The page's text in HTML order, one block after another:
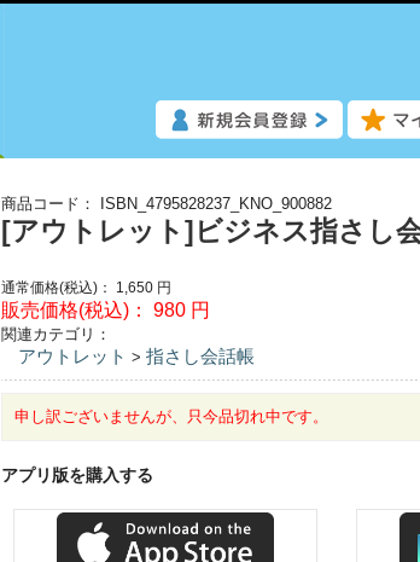
商品コード： ISBN_4795828237_KNO_900882
[アウトレット]ビジネス指さし
通常価格(税込)： 1,650 円
販売価格(税込)： 980 円
関連カテゴリ：
アウトレット > 指さし会話帳
申し訳ございませんが、只今品切れ中です。
アプリ版を購入する